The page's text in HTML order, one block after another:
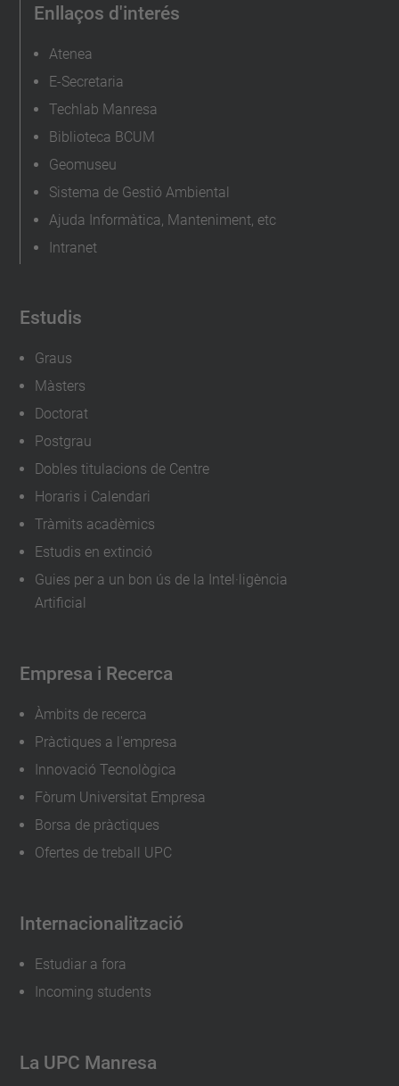
Estudis
Graus
Màsters
Doctorat
Postgrau
Dobles titulacions de Centre
Horaris i Calendari
Tràmits acadèmics
Estudis en extinció
Guies per a un bon ús de la Intel·ligència
Artificial
Empresa i Recerca
Àmbits de recerca
Pràctiques a l'empresa
Innovació Tecnològica
Fòrum Universitat Empresa
Borsa de pràctiques
Ofertes de treball UPC
Internacionalització
Estudiar a fora
Incoming students
La UPC Manresa
Enllaços d'interés
Atenea
E-Secretaria
Techlab Manresa
Biblioteca BCUM
Geomuseu
Sistema de Gestió Ambiental
Ajuda Informàtica, Manteniment, etc
Intranet